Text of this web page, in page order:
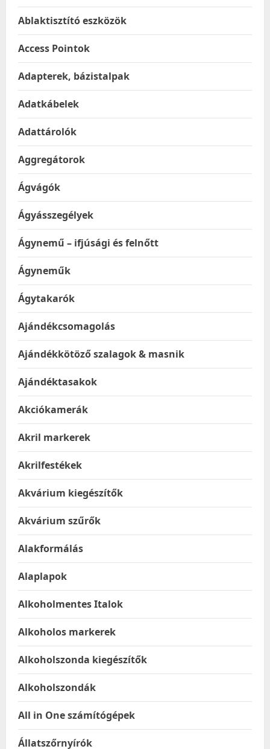
Ablaktisztító eszközök
Access Pointok
Adapterek, bázistalpak
Adatkábelek
Adattárolók
Aggregátorok
Ágvágók
Ágyásszegélyek
Ágynemű – ifjúsági és felnőtt
Ágyneműk
Ágytakarók
Ajándékcsomagolás
Ajándékkötöző szalagok & masnik
Ajándéktasakok
Akciókamerák
Akril markerek
Akrilfestékek
Akvárium kiegészítők
Akvárium szűrők
Alakformálás
Alaplapok
Alkoholmentes Italok
Alkoholos markerek
Alkoholszonda kiegészítők
Alkoholszondák
All in One számítógépek
Állatszőrnyírók